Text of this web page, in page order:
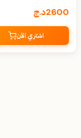
2600د.ج
اشتري الآن